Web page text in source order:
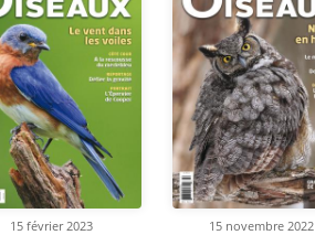
15 février 2023 15 novembre 2022